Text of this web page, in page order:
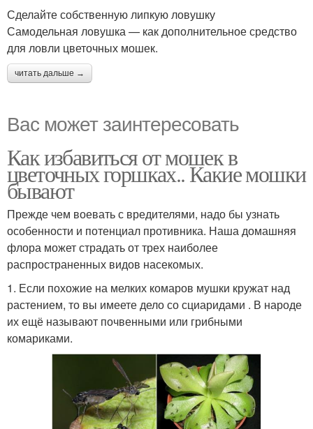
Сделайте собственную липкую ловушку
Самодельная ловушка — как дополнительное средство
для ловли цветочных мошек.
читать дальше →
Вас может заинтересовать
Как избавиться от мошек в
цветочных горшках.. Какие мошки
бывают
Прежде чем воевать с вредителями, надо бы узнать
особенности и потенциал противника. Наша домашняя
флора может страдать от трех наиболее
распространенных видов насекомых.
1. Если похожие на мелких комаров мушки кружат над
растением, то вы имеете дело со сциаридами . В народе
их ещё называют почвенными или грибными
комариками.